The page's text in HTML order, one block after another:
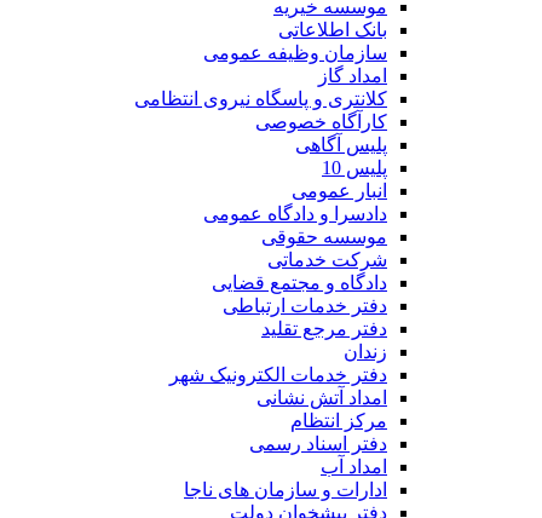
موسسه خیریه
بانک اطلاعاتی
سازمان وظیفه عمومی
امداد گاز
کلانتری و پاسگاه نیروی انتظامی
کارآگاه خصوصی
پلیس آگاهی
پلیس 10
انبار عمومی
دادسرا و دادگاه عمومی
موسسه حقوقی
شرکت خدماتی
دادگاه و مجتمع قضایی
دفتر خدمات ارتباطی
دفتر مرجع تقلید
زندان
دفتر خدمات الکترونیک شهر
امداد آتش نشانی
مرکز انتظام
دفتر اسناد رسمی
امداد آب
ادارات و سازمان های ناجا
دفتر پیشخوان دولت